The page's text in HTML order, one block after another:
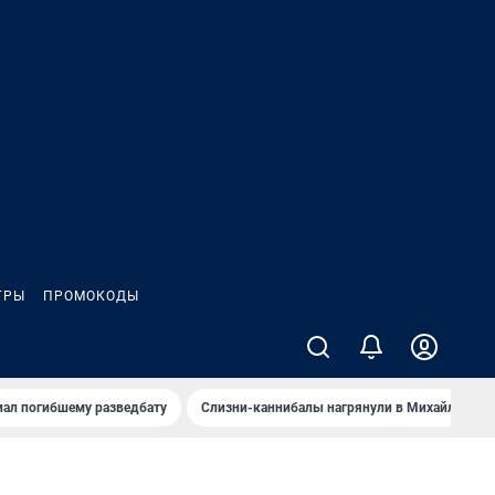
ПРОМОКОДЫ
погибшему разведбату Слизни-каннибалы нагрянули в Михайлов